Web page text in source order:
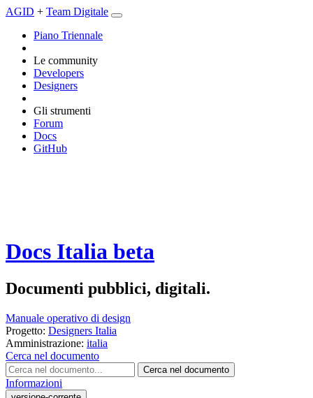
AGID + Team Digitale
Piano Triennale
Le community
Developers
Designers
Gli strumenti
Forum
Docs
GitHub
Docs Italia beta
Documenti pubblici, digitali.
Manuale operativo di design
Progetto: Designers Italia
Amministrazione: italia
Cerca nel documento
Cerca nel documento
Informazioni